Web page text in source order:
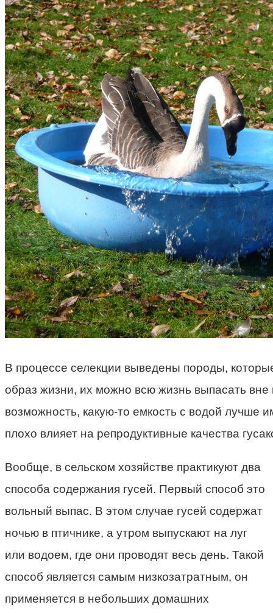
В процессе селекции выведены породы,
образ жизни, их можно всю жизнь выпасать вне
возможность, какую-то емкость с водой лучше
плохо влияет на репродуктивные качества
Вообще, в сельском хозяйстве практикуют два
способа содержания гусей. Первый способ это
вольный выпас. В этом случае гусей содержат
ночью в птичнике, а утром выпускают на луг
или водоем, где они проводят весь день. Такой
способ является самым низкозатратным, он
применяется в небольших домашних